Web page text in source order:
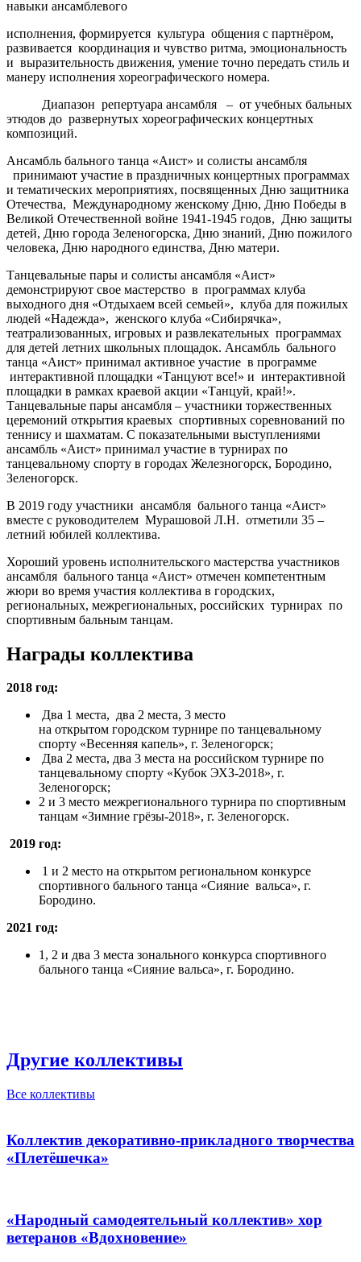
навыки ансамблевого
исполнения, формируется культура общения с партнёром,
развивается координация и чувство ритма, эмоциональность
и выразительность движения, умение точно передать стиль и
манеру исполнения хореографического номера.
Диапазон репертуара ансамбля – от учебных бальных
этюдов до развернутых хореографических концертных
композиций.
Ансамбль бального танца «Аист» и солисты ансамбля
принимают участие в праздничных концертных программах
и тематических мероприятиях, посвященных Дню защитника
Отечества, Международному женскому Дню, Дню Победы в
Великой Отечественной войне 1941-1945 годов, Дню защиты
детей, Дню города Зеленогорска, Дню знаний, Дню пожилого
человека, Дню народного единства, Дню матери.
Танцевальные пары и солисты ансамбля «Аист»
демонстрируют свое мастерство в программах клуба
выходного дня «Отдыхаем всей семьей», клуба для пожилых
людей «Надежда», женского клуба «Сибирячка»,
театрализованных, игровых и развлекательных программах
для детей летних школьных площадок. Ансамбль бального
танца «Аист» принимал активное участие в программе
интерактивной площадки «Танцуют все!» и интерактивной
площадки в рамках краевой акции «Танцуй, край!».
Танцевальные пары ансамбля – участники торжественных
церемоний открытия краевых спортивных соревнований по
теннису и шахматам. С показательными выступлениями
ансамбль «Аист» принимал участие в турнирах по
танцевальному спорту в городах Железногорск, Бородино,
Зеленогорск.
В 2019 году участники ансамбля бального танца «Аист»
вместе с руководителем Мурашовой Л.Н. отметили 35 –
летний юбилей коллектива.
Хороший уровень исполнительского мастерства участников
ансамбля бального танца «Аист» отмечен компетентным
жюри во время участия коллектива в городских,
региональных, межрегиональных, российских турнирах по
спортивным бальным танцам.
Награды коллектива
2018 год:
Два 1 места, два 2 места, 3 место
на открытом городском турнире по танцевальному
спорту «Весенняя капель», г. Зеленогорск;
Два 2 места, два 3 места на российском турнире по
танцевальному спорту «Кубок ЭХЗ-2018», г.
Зеленогорск;
2 и 3 место межрегионального турнира по спортивным
танцам «Зимние грёзы-2018», г. Зеленогорск.
2019 год:
1 и 2 место на открытом региональном конкурсе
спортивного бального танца «Сияние вальса», г.
Бородино.
2021 год:
1, 2 и два 3 места зонального конкурса спортивного
бального танца «Сияние вальса», г. Бородино.
Другие коллективы
Все коллективы
Коллектив декоративно-прикладного творчества
«Плетёшечка»
«Народный самодеятельный коллектив» хор
ветеранов «Вдохновение»